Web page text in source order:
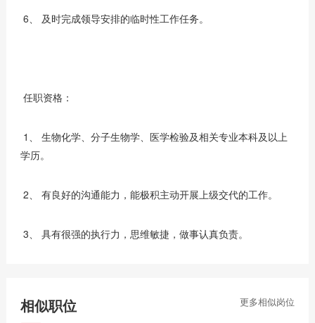
6、 及时完成领导安排的临时性工作任务。
任职资格：
1、 生物化学、分子生物学、医学检验及相关专业本科及以上
学历。
2、 有良好的沟通能力，能极积主动开展上级交代的工作。
3、 具有很强的执行力，思维敏捷，做事认真负责。
更多相似岗位
相似职位